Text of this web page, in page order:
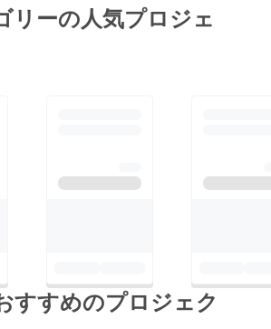
リーの人気プロジェ
すすめのプロジェク